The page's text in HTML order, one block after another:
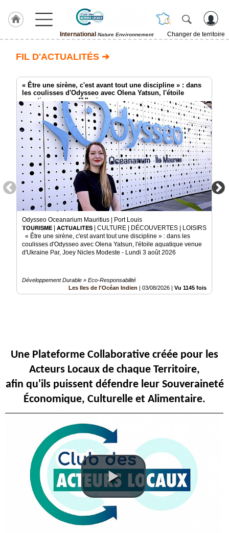
International Nature Environnement
Changer de territoire
HULCOQ
ACCUEIL
International
Accueil
Nos
Objectifs
Actualités
Articles
Rubriques
Adhésion
partenaire
FIL D'ACTUALITÉS ➔
« Être une sirène, c'est avant tout une discipline » : dans
les coulisses d'Odysseo avec Olena Yatsun, l'étoile
aquatique venue d'Ukraine
Odysseo Oceanarium Mauritius | Port Louis
𝐓𝗢𝗨𝗥𝗜𝗦𝗠𝗘 | 𝗔𝗖𝗧𝗨𝗔𝗟𝗜𝗧𝗘́𝗦 | CULTURE | DÉCOUVERTES | LOISIRS
« Être une sirène, c'est avant tout une discipline » : dans les
coulisses d'Odysseo avec Olena Yatsun, l'étoile aquatique venue
d'Ukraine Par, Joey Nicles Modeste - Lundi 3 août 2026
Développement Durable » Eco-Responsabilité
Les Iles de l'Océan Indien
03/08/2026 Vu 1145 fois
Une Plateforme Collaborative créée pour les
Acteurs Locaux de chaque Territoire,
afin qu'ils puissent défendre leur Souveraineté
Économique, Culturelle et Alimentaire.